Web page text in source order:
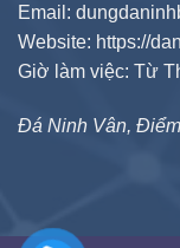
Email:
Website: https://
Giờ làm việc: Từ
Đá Ninh Vân,